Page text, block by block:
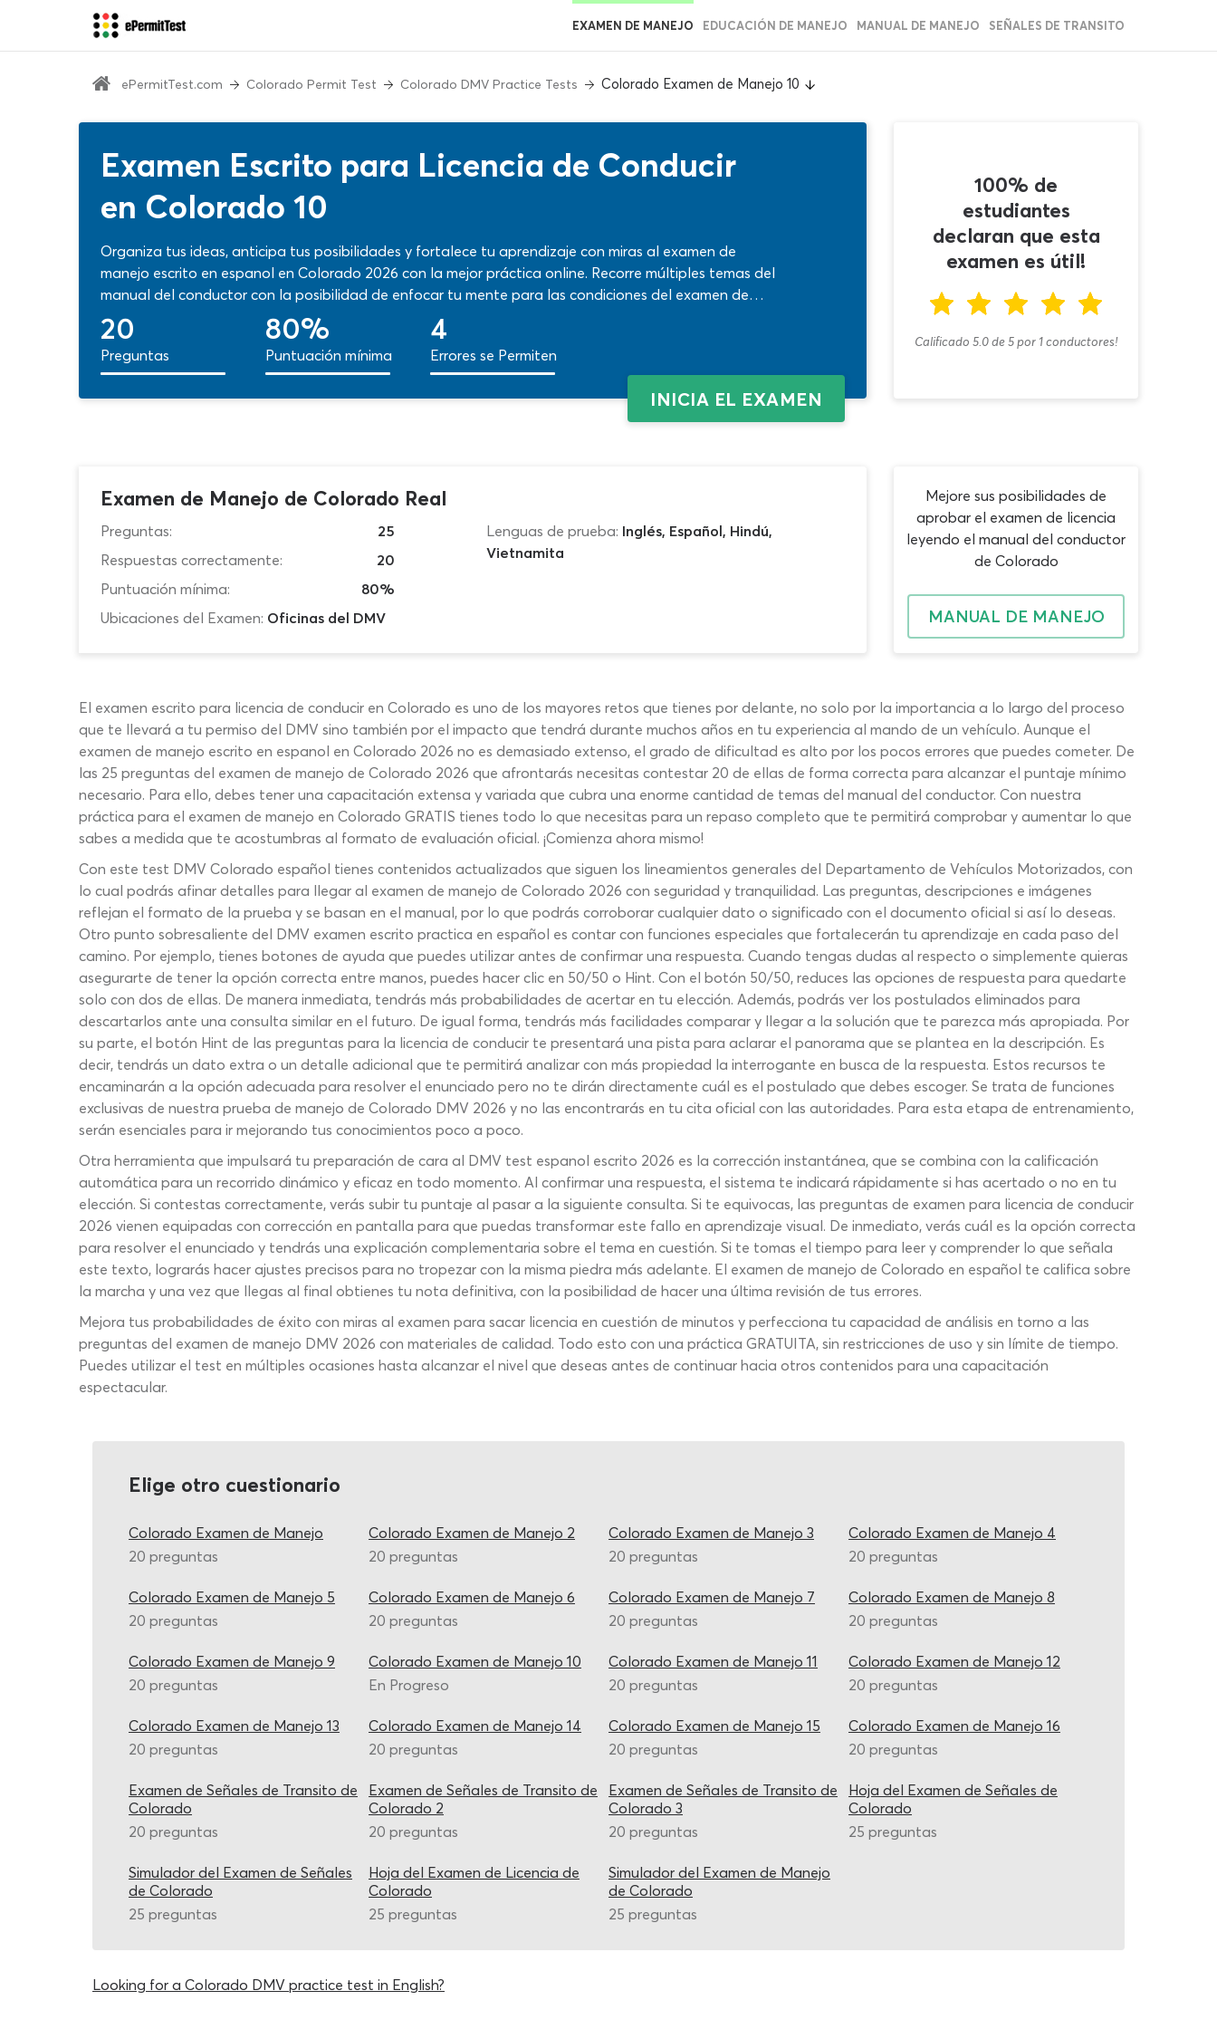
EXAMEN DE MANEJO EDUCACIÓN DE MANEJO MANUAL DE MANEJO SEÑALES DE TRANSITO
ePermitTest.com Colorado Permit Test Colorado DMV Practice Tests Colorado Examen de Manejo 10
Examen Escrito para Licencia de Conducir
en Colorado 10
Organiza tus ideas, anticipa tus posibilidades y fortalece tu aprendizaje con miras al examen de
manejo escrito en espanol en Colorado 2026 con la mejor práctica online. Recorre múltiples temas del
manual del conductor con la posibilidad de enfocar tu mente para las condiciones del examen de
manejo de Colorado 2026. Confirma puntos altos y bajos de tu periodo de estudio con contenidos de
calidad en cada paso.
20
Preguntas
80%
Puntuación mínima
4
Errores se Permiten
INICIA EL EXAMEN
100% de
estudiantes
declaran que esta
examen es útil!
Calificado 5.0de5 por 1conductores!
Examen de Manejo de Colorado Real
Preguntas:
25
Respuestas correctamente:
20
Puntuación mínima:
80%
Ubicaciones del Examen: Oficinas del DMV
Lenguas de prueba: Inglés, Español, Hindú,
Vietnamita
Mejore sus posibilidades de
aprobar el examen de licencia
leyendo el manual del conductor
de Colorado
MANUAL DE MANEJO
El examen escrito para licencia de conducir en Colorado es uno de los mayores retos que tienes por delante, no solo por la importancia a lo largo del proceso
que te llevará a tu permiso del DMV sino también por el impacto que tendrá durante muchos años en tu experiencia al mando de un vehículo. Aunque el
examen de manejo escrito en espanol en Colorado 2026 no es demasiado extenso, el grado de dificultad es alto por los pocos errores que puedes cometer. De
las 25 preguntas del examen de manejo de Colorado 2026 que afrontarás necesitas contestar 20 de ellas de forma correcta para alcanzar el puntaje mínimo
necesario. Para ello, debes tener una capacitación extensa y variada que cubra una enorme cantidad de temas del manual del conductor. Con nuestra
práctica para el examen de manejo en Colorado GRATIS tienes todo lo que necesitas para un repaso completo que te permitirá comprobar y aumentar lo que
sabes a medida que te acostumbras al formato de evaluación oficial. ¡Comienza ahora mismo!
Con este test DMV Colorado español tienes contenidos actualizados que siguen los lineamientos generales del Departamento de Vehículos Motorizados, con
lo cual podrás afinar detalles para llegar al examen de manejo de Colorado 2026 con seguridad y tranquilidad. Las preguntas, descripciones e imágenes
reflejan el formato de la prueba y se basan en el manual, por lo que podrás corroborar cualquier dato o significado con el documento oficial si así lo deseas.
Otro punto sobresaliente del DMV examen escrito practica en español es contar con funciones especiales que fortalecerán tu aprendizaje en cada paso del
camino. Por ejemplo, tienes botones de ayuda que puedes utilizar antes de confirmar una respuesta. Cuando tengas dudas al respecto o simplemente quieras
asegurarte de tener la opción correcta entre manos, puedes hacer clic en 50/50 o Hint. Con el botón 50/50, reduces las opciones de respuesta para quedarte
solo con dos de ellas. De manera inmediata, tendrás más probabilidades de acertar en tu elección. Además, podrás ver los postulados eliminados para
descartarlos ante una consulta similar en el futuro. De igual forma, tendrás más facilidades comparar y llegar a la solución que te parezca más apropiada. Por
su parte, el botón Hint de las preguntas para la licencia de conducir te presentará una pista para aclarar el panorama que se plantea en la descripción. Es
decir, tendrás un dato extra o un detalle adicional que te permitirá analizar con más propiedad la interrogante en busca de la respuesta. Estos recursos te
encaminarán a la opción adecuada para resolver el enunciado pero no te dirán directamente cuál es el postulado que debes escoger. Se trata de funciones
exclusivas de nuestra prueba de manejo de Colorado DMV 2026 y no las encontrarás en tu cita oficial con las autoridades. Para esta etapa de entrenamiento,
serán esenciales para ir mejorando tus conocimientos poco a poco.
Otra herramienta que impulsará tu preparación de cara al DMV test espanol escrito 2026 es la corrección instantánea, que se combina con la calificación
automática para un recorrido dinámico y eficaz en todo momento. Al confirmar una respuesta, el sistema te indicará rápidamente si has acertado o no en tu
elección. Si contestas correctamente, verás subir tu puntaje al pasar a la siguiente consulta. Si te equivocas, las preguntas de examen para licencia de conducir
2026 vienen equipadas con corrección en pantalla para que puedas transformar este fallo en aprendizaje visual. De inmediato, verás cuál es la opción correcta
para resolver el enunciado y tendrás una explicación complementaria sobre el tema en cuestión. Si te tomas el tiempo para leer y comprender lo que señala
este texto, lograrás hacer ajustes precisos para no tropezar con la misma piedra más adelante. El examen de manejo de Colorado en español te califica sobre
la marcha y una vez que llegas al final obtienes tu nota definitiva, con la posibilidad de hacer una última revisión de tus errores.
Mejora tus probabilidades de éxito con miras al examen para sacar licencia en cuestión de minutos y perfecciona tu capacidad de análisis en torno a las
preguntas del examen de manejo DMV 2026 con materiales de calidad. Todo esto con una práctica GRATUITA, sin restricciones de uso y sin límite de tiempo.
Puedes utilizar el test en múltiples ocasiones hasta alcanzar el nivel que deseas antes de continuar hacia otros contenidos para una capacitación
espectacular.
Elige otro cuestionario
Colorado Examen de Manejo
20 preguntas
Colorado Examen de Manejo 2
20 preguntas
Colorado Examen de Manejo 3
20 preguntas
Colorado Examen de Manejo 4
20 preguntas
Colorado Examen de Manejo 5
20 preguntas
Colorado Examen de Manejo 6
20 preguntas
Colorado Examen de Manejo 7
20 preguntas
Colorado Examen de Manejo 8
20 preguntas
Colorado Examen de Manejo 9
20 preguntas
Colorado Examen de Manejo 10
En Progreso
Colorado Examen de Manejo 11
20 preguntas
Colorado Examen de Manejo 12
20 preguntas
Colorado Examen de Manejo 13
20 preguntas
Colorado Examen de Manejo 14
20 preguntas
Colorado Examen de Manejo 15
20 preguntas
Colorado Examen de Manejo 16
20 preguntas
Examen de Señales de Transito de
Colorado
20 preguntas
Examen de Señales de Transito de
Colorado 2
20 preguntas
Examen de Señales de Transito de
Colorado 3
20 preguntas
Hoja del Examen de Señales de
Colorado
25 preguntas
Simulador del Examen de Señales
de Colorado
25 preguntas
Hoja del Examen de Licencia de
Colorado
25 preguntas
Simulador del Examen de Manejo
de Colorado
25 preguntas
Looking for a Colorado DMV practice test in English?